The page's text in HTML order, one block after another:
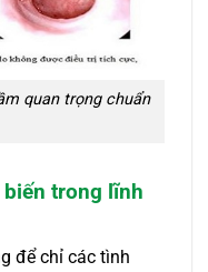
quan trọng chuẩn
trong lĩnh
để chỉ các tình